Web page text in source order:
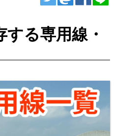
する専用線・